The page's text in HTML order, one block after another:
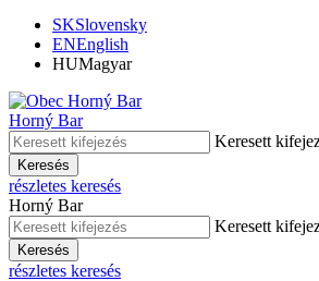
SKSlovensky
ENEnglish
HUMagyar
Horný Bar
Keresett
Keresés
részletes keresés
Horný Bar
Keresett
Keresés
részletes keresés